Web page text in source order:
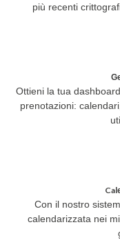
più recenti
Ottieni la tua
prenotazioni:
Con il nostro
calendarizzata nei